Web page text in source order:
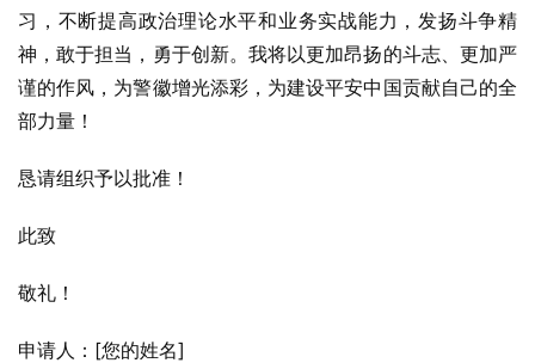
习，不断提高政治理论水平和业务实战能力，发扬斗争精
神，敢于担当，勇于创新。我将以更加昂扬的斗志、更加严
谨的作风，为警徽增光添彩，为建设平安中国贡献自己的全
部力量！
恳请组织予以批准！
此致
敬礼！
申请人：[您的姓名]